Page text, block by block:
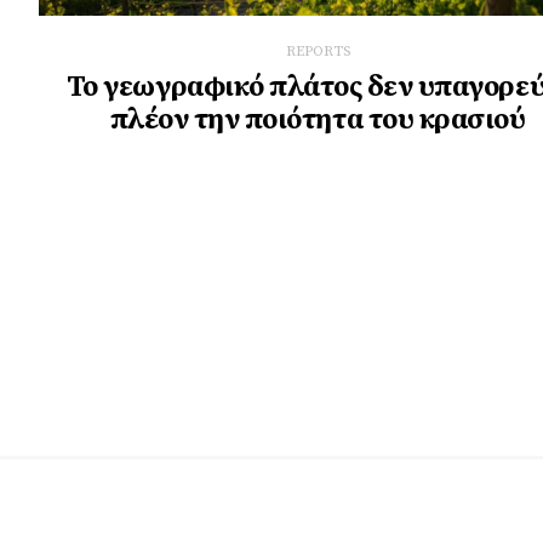
REPORTS
Το γεωγραφικό πλάτος δεν
πλέον την ποιότητα του κρασιού